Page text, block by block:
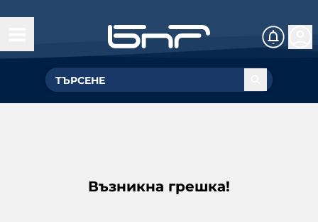
Възникна грешка!